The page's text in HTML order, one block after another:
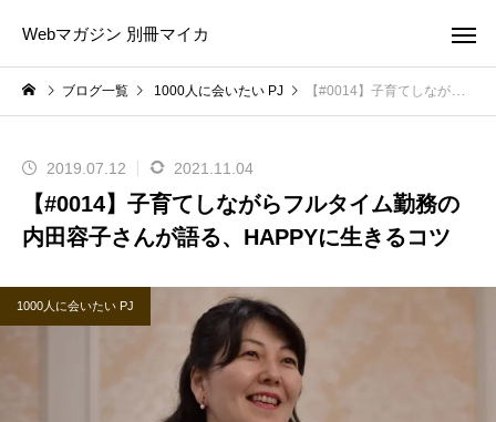
Webマガジン 別冊マイカ
ブログ一覧 1000人に会いたい PJ 【#0014】子育てしながらフルタイム勤務の内田容子さんが語る、HAPPYに生きるコツ
2019.07.12 2021.11.04
【#0014】子育てしながらフルタイム勤務の
内田容子さんが語る、HAPPYに生きるコツ
1000人に会いたい PJ